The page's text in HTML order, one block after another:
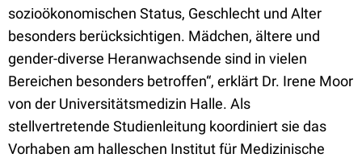
sozioökonomischen Status, Geschlecht und Alter
besonders berücksichtigen. Mädchen, ältere und
gender-diverse Heranwachsende sind in vielen
Bereichen besonders betroffen“, erklärt Dr. Irene Moor
von der Universitätsmedizin Halle. Als
stellvertretende Studienleitung koordiniert sie das
Vorhaben am halleschen Institut für Medizinische